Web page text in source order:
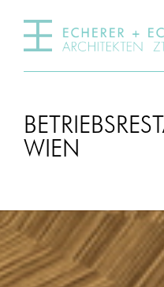
WIEN